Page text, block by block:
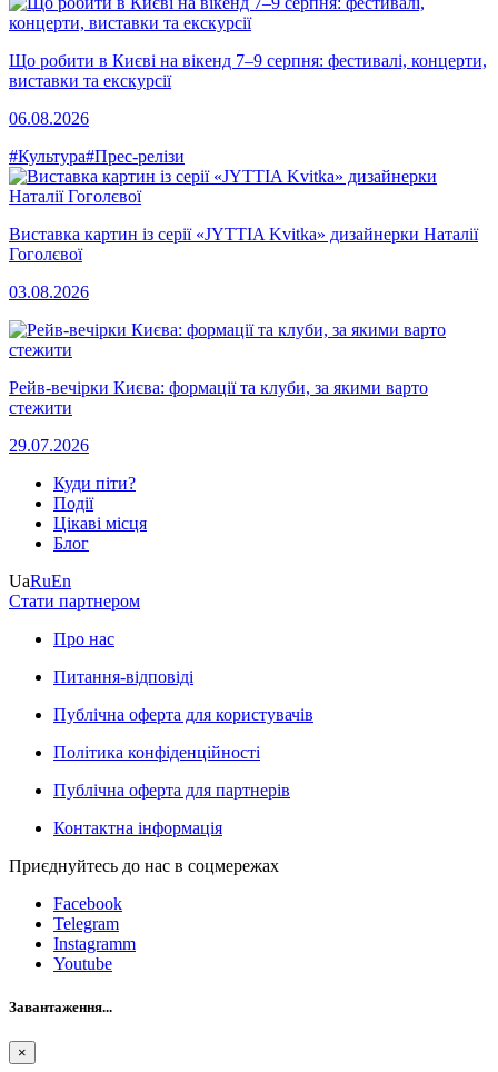
Що робити в Києві на вікенд 7–9 серпня: фестивалі, концерти,
виставки та екскурсії
06.08.2026
#Культура#Прес-релізи
Виставка картин із серії «JYTTIA Kvitka» дизайнерки Наталії
Гоголєвої
03.08.2026
Рейв-вечірки Києва: формації та клуби, за якими варто
стежити
29.07.2026
Куди піти?
Події
Цікаві місця
Блог
UaRuEn
Стати партнером
Про нас
Питання-відповіді
Публічна оферта для користувачів
Політика конфіденційності
Публічна оферта для партнерів
Контактна інформація
Приєднуйтесь до нас в соцмережах
Facebook
Telegram
Instagramm
Youtube
Завантаження...
×